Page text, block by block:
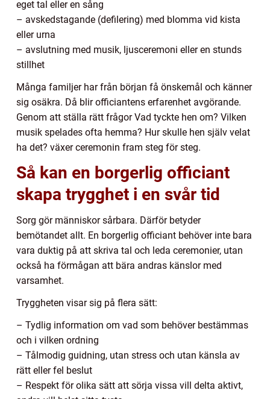
eget tal eller en sång
– avskedstagande (defilering) med blomma vid kista
eller urna
– avslutning med musik, ljusceremoni eller en stunds
stillhet
Många familjer har från början få önskemål och känner
sig osäkra. Då blir officiantens erfarenhet avgörande.
Genom att ställa rätt frågor Vad tyckte hen om? Vilken
musik spelades ofta hemma? Hur skulle hen själv velat
ha det? växer ceremonin fram steg för steg.
Så kan en borgerlig officiant
skapa trygghet i en svår tid
Sorg gör människor sårbara. Därför betyder
bemötandet allt. En borgerlig officiant behöver inte bara
vara duktig på att skriva tal och leda ceremonier, utan
också ha förmågan att bära andras känslor med
varsamhet.
Tryggheten visar sig på flera sätt:
– Tydlig information om vad som behöver bestämmas
och i vilken ordning
– Tålmodig guidning, utan stress och utan känsla av
rätt eller fel beslut
– Respekt för olika sätt att sörja vissa vill delta aktivt,